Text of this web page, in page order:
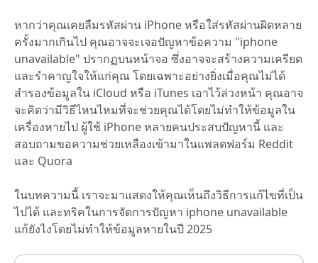
หากว่าคุณเคยลืมรหัสผ่าน iPhone หรือใส่รหัสผ่านผิดหลาย
ครั้งมากเกินไป คุณอาจจะเจอปัญหาข้อความ "iphone
unavailable" ปรากฏบนหน้าจอ ซึ่งอาจจะสร้างความเครียด
และรำคาญใจให้แก่คุณ โดยเฉพาะอย่างยิ่งเมื่อคุณไม่ได้
สำรองข้อมูลใน iCloud หรือ iTunes เอาไว้ล่วงหน้า คุณอาจ
จะคิดว่ามีวิธีไหนไหมที่จะช่วยคุณได้โดยไม่ทำให้ข้อมูลใน
เครื่องหายไป ผู้ใช้ iPhone หลายคนประสบปัญหานี้ และ
สอบถามขอความช่วยเหลืองเข้ามาในแพลตฟอร์ม Reddit
และ Quora
ในบทความนี้ เราจะมาแสดงให้คุณเห็นถึงวิธีการแก้ไขที่เป็น
ไปได้ และทริคในการจัดการปัญหา iphone unavailable
แก้ยังไงโดยไม่ทำให้ข้อมูลหายในปี 2025